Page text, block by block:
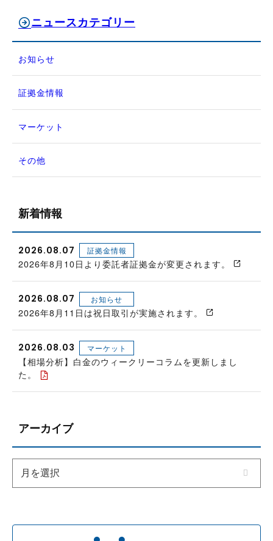
ニュースカテゴリー
お知らせ
証拠金情報
マーケット
その他
新着情報
2026.08.07 証拠金情報
2026年8月10日より委託者証拠金が変更されます。
2026.08.07 お知らせ
2026年8月11日は祝日取引が実施されます。
2026.08.03 マーケット
【相場分析】白金のウィークリーコラムを更新しまし
た。
アーカイブ